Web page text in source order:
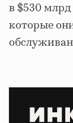
в $530
которые